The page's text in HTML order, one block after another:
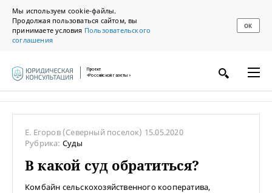
Мы используем cookie-файлы.
Продолжая пользоваться сайтом, вы
принимаете условия Пользовательского
соглашения
ОК
Проект
«Российской газеты»
Е. Егоров (Северный поселок) 15.05.2020
Рубрика: Суды
В какой суд обратиться?
Комбайн сельскохозяйственного кооператива,